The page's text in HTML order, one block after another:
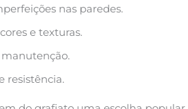
nas paredes.
e texturas.
resistência.